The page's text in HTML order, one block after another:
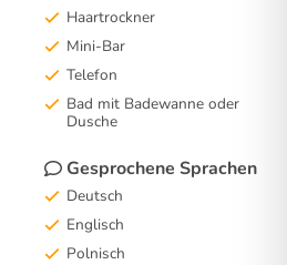
Haartrockner
Mini-Bar
Telefon
Bad mit Badewanne oder
Dusche
Gesprochene Sprachen
Deutsch
Englisch
Polnisch